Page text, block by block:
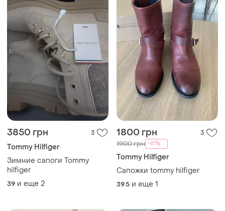
3850 грн 3
Tommy Hilfiger
Зимние сапоги Tommy
hilfiger
39 и еще 2
1800 грн 3
1900 грн -6%
Tommy Hilfiger
Сапожки tommy hilfiger
39.5 и еще 1